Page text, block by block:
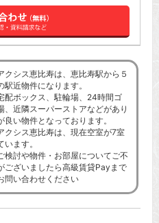
クシス恵比寿は、恵比寿駅から５
駅近物件になります。
配ボックス、駐輪場、24時間ゴ
、近隣スーパーストアなどがあり
良い物件となっております。
クシス恵比寿は、現在空室が7室
います。
検討や物件・お部屋についてご不
ございましたら高級賃貸Payまで
問い合わせください